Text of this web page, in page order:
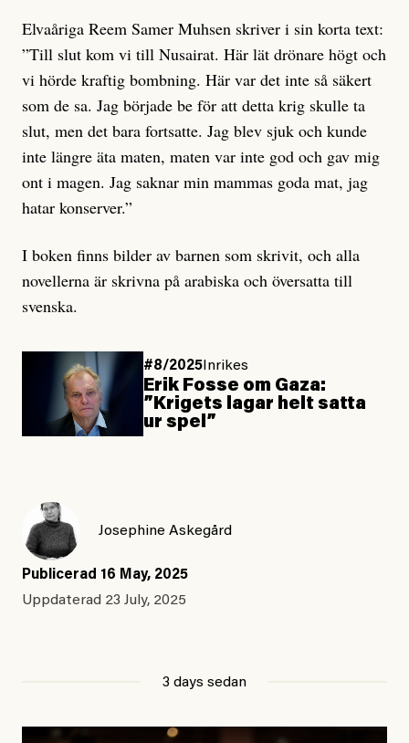
Elvaåriga Reem Samer Muhsen skriver i sin korta text:
”Till slut kom vi till Nusairat. Här lät drönare högt och
vi hörde kraftig bombning. Här var det inte så säkert
som de sa. Jag började be för att detta krig skulle ta
slut, men det bara fortsatte. Jag blev sjuk och kunde
inte längre äta maten, maten var inte god och gav mig
ont i magen. Jag saknar min mammas goda mat, jag
hatar konserver.”
I boken finns bilder av barnen som skrivit, och alla
novellerna är skrivna på arabiska och översatta till
svenska.
#8/2025Inrikes
Erik Fosse om Gaza:
”Krigets lagar helt satta
ur spel”
Josephine Askegård
Publicerad 16 May, 2025
Uppdaterad 23 July, 2025
3 days sedan